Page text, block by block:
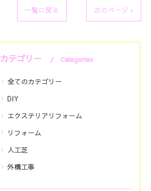
一覧に戻る 次のページ >
カテゴリー Categories
全てのカテゴリー
DIY
エクステリアリフォーム
リフォーム
人工芝
外構工事